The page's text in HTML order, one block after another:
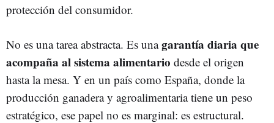
protección del consumidor.
No es una tarea abstracta. Es unagarantía diaria que
acompaña al sistema alimentario desde el origen
hasta la mesa. Y en un país como España, donde la
producción ganadera y agroalimentaria tiene un peso
estratégico, ese papel no es marginal: es estructural.